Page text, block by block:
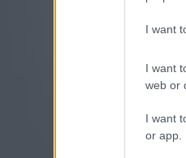
I want
I want
web or
I want
or app.